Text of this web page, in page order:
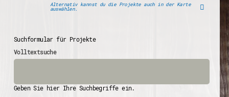
Alternativ kannst du die Projekte auch in der Karte
auswählen.
Suchformular für Projekte
Volltextsuche
Geben Sie hier Ihre Suchbegriffe ein.